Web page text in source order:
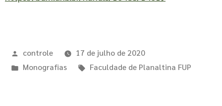
controle
17 de julho de 2020
Monografias
Faculdade de Planaltina FUP